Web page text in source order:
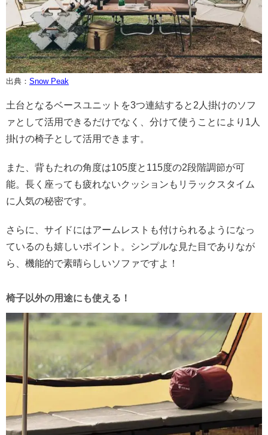
出典： Snow Peak
土台となるベースユニットを3つ連結すると2人掛けのソフ
ァとして活用できるだけでなく、分けて使うことにより1人
掛けの椅子として活用できます。
また、背もたれの角度は105度と115度の2段階調節が可
能。長く座っても疲れないクッションもリラックスタイム
に人気の秘密です。
さらに、サイドにはアームレストも付けられるようになっ
ているのも嬉しいポイント。シンプルな見た目でありなが
ら、機能的で素晴らしいソファですよ！
椅子以外の用途にも使える！